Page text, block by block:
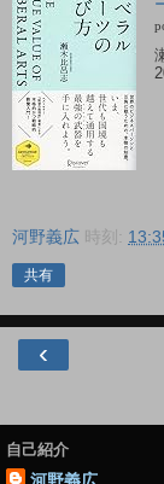
河野義広 時刻:
共有
‹
自己紹介